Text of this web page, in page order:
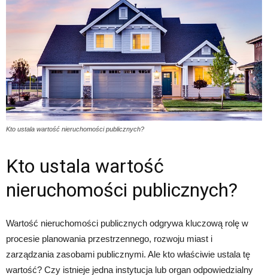
Kto ustala wartość nieruchomości publicznych?
Kto ustala wartość
nieruchomości publicznych?
Wartość nieruchomości publicznych odgrywa kluczową rolę w
procesie planowania przestrzennego, rozwoju miast i
zarządzania zasobami publicznymi. Ale kto właściwie ustala tę
wartość? Czy istnieje jedna instytucja lub organ odpowiedzialny